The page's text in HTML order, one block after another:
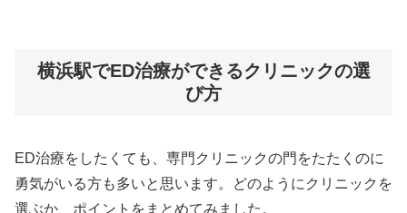
横浜駅でED治療ができるクリニックの選
び方
ED治療をしたくても、専門クリニックの門をたたくのに
勇気がいる方も多いと思います。どのようにクリニックを
選ぶか、ポイントをまとめてみました。